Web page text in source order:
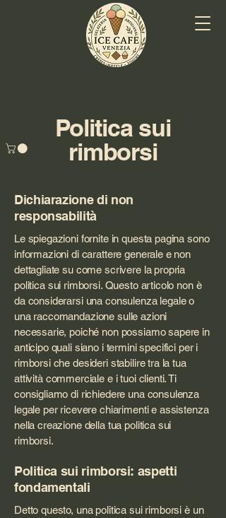
Politica sui
rimborsi
Dichiarazione di non
responsabilità
Le spiegazioni fornite in questa pagina sono
informazioni di carattere generale e non
dettagliate su come scrivere la propria
politica sui rimborsi. Questo articolo non è
da considerarsi una consulenza legale o
una raccomandazione sulle azioni
necessarie, poiché non possiamo sapere in
anticipo quali siano i termini specifici per i
rimborsi che desideri stabilire tra la tua
attività commerciale e i tuoi clienti. Ti
consigliamo di richiedere una consulenza
legale per ricevere chiarimenti e assistenza
nella creazione della tua politica sui
rimborsi.
Politica sui rimborsi: aspetti
fondamentali
Detto questo, una politica sui rimborsi è un